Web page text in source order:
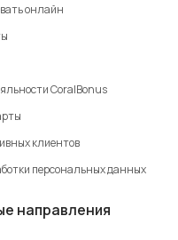
онлайн
CoralBonus
клиентов
персональных данных
направления